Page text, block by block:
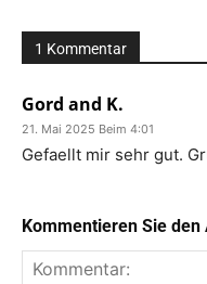
1 Kommentar
Gord and K.
21. Mai 2025 Beim 4:01
Gefaellt mir sehr gut.
Kommentieren Sie